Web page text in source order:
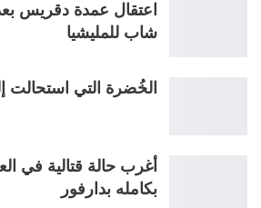
شاب للمليشيا
الخُضرة التي استحالت
أغرب حالة قتالية في
بكامله بدارفور